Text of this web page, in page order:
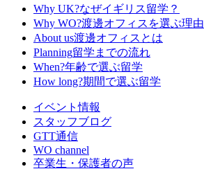
Why UK?なぜイギリス留学？
Why WO?渡邊オフィスを選ぶ理由
About us渡邊オフィスとは
Planning留学までの流れ
When?年齢で選ぶ留学
How long?期間で選ぶ留学
イベント情報
スタッフブログ
GTT通信
WO channel
卒業生・保護者の声